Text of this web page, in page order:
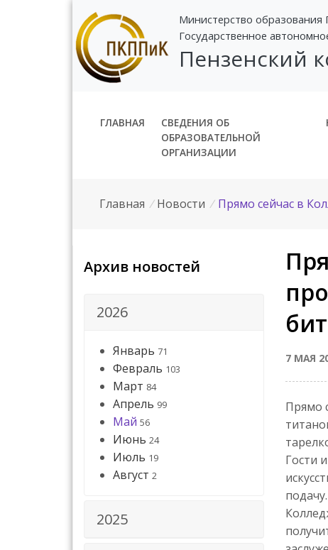
Министерство образования
Государственное
Пензенский
ГЛАВНАЯ
СВЕДЕНИЯ ОБ
ОБРАЗОВАТЕЛЬНОЙ
ОРГАНИЗАЦИИ
Главная / Новости / Прямо сейчас в
Архив новостей
2026
Январь 71
Февраль 103
Март 84
Апрель 99
Май 56
Июнь 24
Июль 19
Август 2
2025
7 МАЯ
Прямо
Гости